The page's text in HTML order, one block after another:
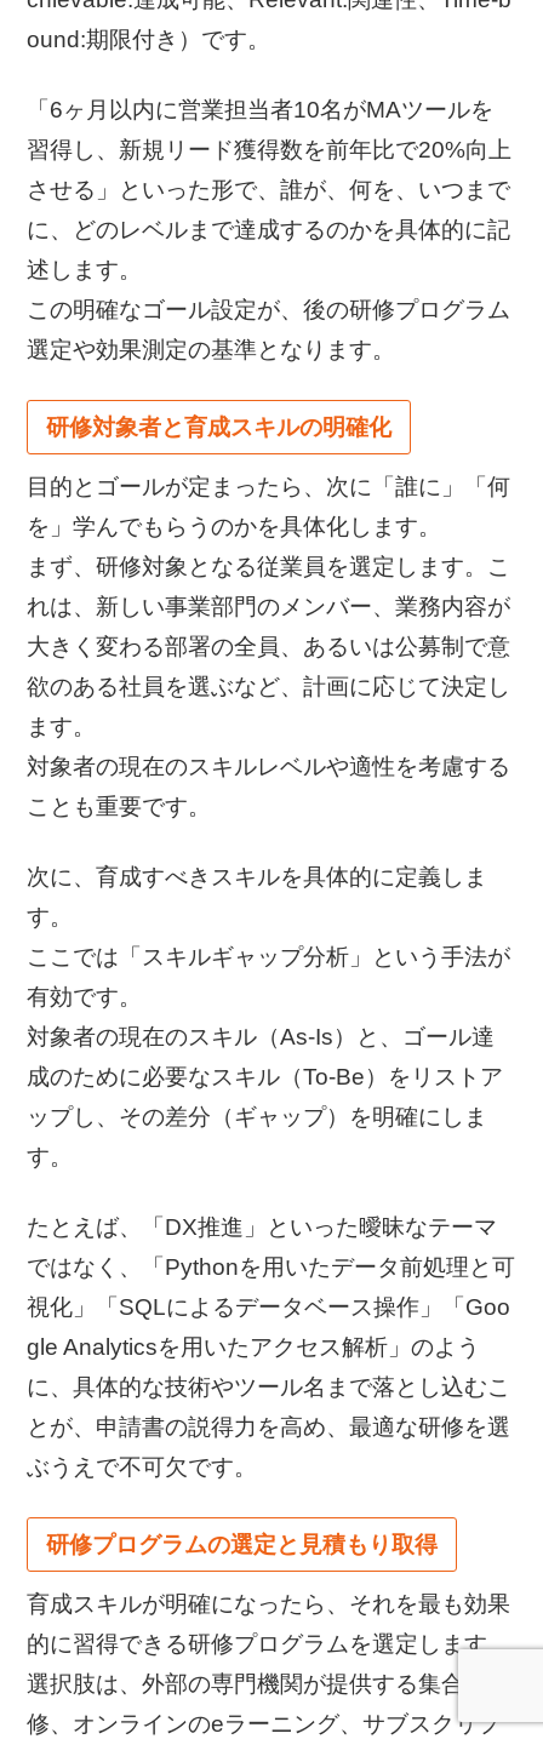
ound:期限付き）です。
「6ヶ月以内に営業担当者10名がMAツールを
習得し、新規リード獲得数を前年比で20%向上
させる」といった形で、誰が、何を、いつまで
に、どのレベルまで達成するのかを具体的に記
述します。
この明確なゴール設定が、後の研修プログラム
選定や効果測定の基準となります。
研修対象者と育成スキルの明確化
目的とゴールが定まったら、次に「誰に」「何
を」学んでもらうのかを具体化します。
まず、研修対象となる従業員を選定します。こ
れは、新しい事業部門のメンバー、業務内容が
大きく変わる部署の全員、あるいは公募制で意
欲のある社員を選ぶなど、計画に応じて決定し
ます。
対象者の現在のスキルレベルや適性を考慮する
ことも重要です。
次に、育成すべきスキルを具体的に定義しま
す。
ここでは「スキルギャップ分析」という手法が
有効です。
対象者の現在のスキル（As-Is）と、ゴール達
成のために必要なスキル（To-Be）をリストア
ップし、その差分（ギャップ）を明確にしま
す。
たとえば、「DX推進」といった曖昧なテーマ
ではなく、「Pythonを用いたデータ前処理と可
視化」「SQLによるデータベース操作」「Goo
gle Analyticsを用いたアクセス解析」のよう
に、具体的な技術やツール名まで落とし込むこ
とが、申請書の説得力を高め、最適な研修を選
ぶうえで不可欠です。
研修プログラムの選定と見積もり取得
育成スキルが明確になったら、それを最も効果
的に習得できる研修プログラムを選定します。
選択肢は、外部の専門機関が提供する集合研
修、オンラインのeラーニング、サブスクリプ